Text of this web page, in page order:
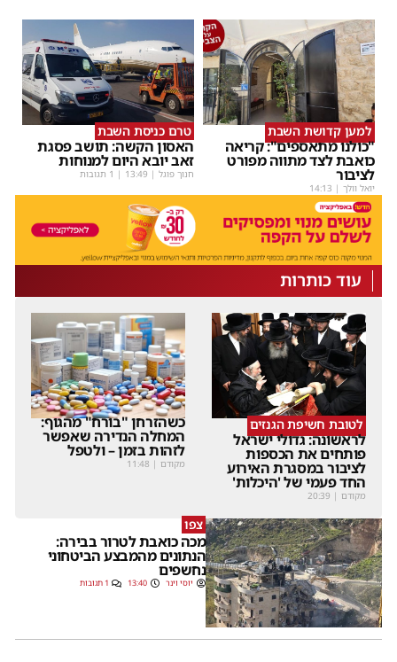
למען קדושת השבת
"כולנו מתאספים": קריאה
כואבת לצד מתווה מפורט
לציבור
יואל וולך |
14:13
טרם כניסת השבת
האסון הקשה: תושב פסגת
זאב יובא היום למנוחות
חנוך פוגל |
13:49 | 1 תגובות
עוד כותרות
לטובת חשיפת הגנזים
לראשונה: גדולי ישראל
פותחים את הכספות
לציבור במסגרת האירוע
החד פעמי של 'היכלות'
מקודם |
20:39
כשהזרחן "בורח" מהגוף:
המחלה הנדירה שאפשר
לזהות בזמן – ולטפל
מקודם |
11:48
צפו
מכה כואבת לטרור בבירה:
הנתונים מהמבצע הביטחוני
נחשפים
יוסי וינר 13:40 1 תגובות